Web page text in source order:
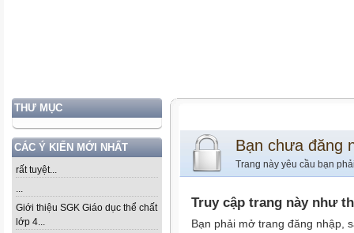
THƯ MỤC
CÁC Ý KIẾN MỚI NHẤT
rất tuyệt...
...
Giới thiệu SGK Giáo dục thể chất
lớp 4...
Bạn chưa đăng
Trang này yêu cầu bạn
Truy cập trang này như
Bạn phải mở trang đăng nhập,